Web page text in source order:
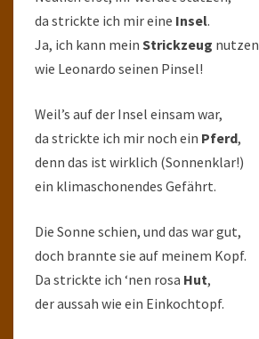
da strickte ich mir eine Insel.
Ja, ich kann mein Strickzeug nutzen
wie Leonardo seinen Pinsel!
Weil’s auf der Insel einsam war,
da strickte ich mir noch ein Pferd,
denn das ist wirklich (Sonnenklar!)
ein klimaschonendes Gefährt.
Die Sonne schien, und das war gut,
doch brannte sie auf meinem Kopf.
Da strickte ich ‘nen rosa Hut,
der aussah wie ein Einkochtopf.